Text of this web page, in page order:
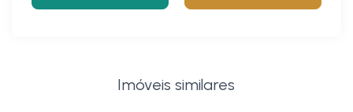
Imóveis similares